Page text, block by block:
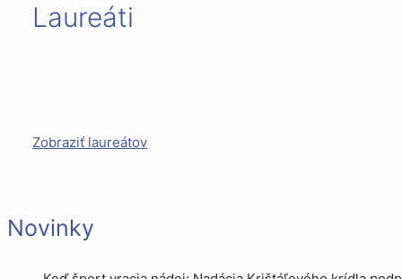
Laureáti
Zobraziť laureátov
Novinky